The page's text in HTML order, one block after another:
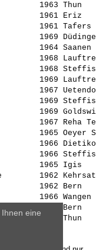
eine
1963
1961 Eriz
1961
1969
1964
1968
1968
1969
1967
1969
1969
1967 Reha
1965
1966
1966
1965 Igis
Anne
1962
1962
1966
1964